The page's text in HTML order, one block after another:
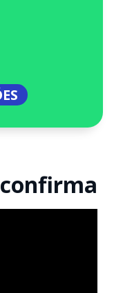
confirma